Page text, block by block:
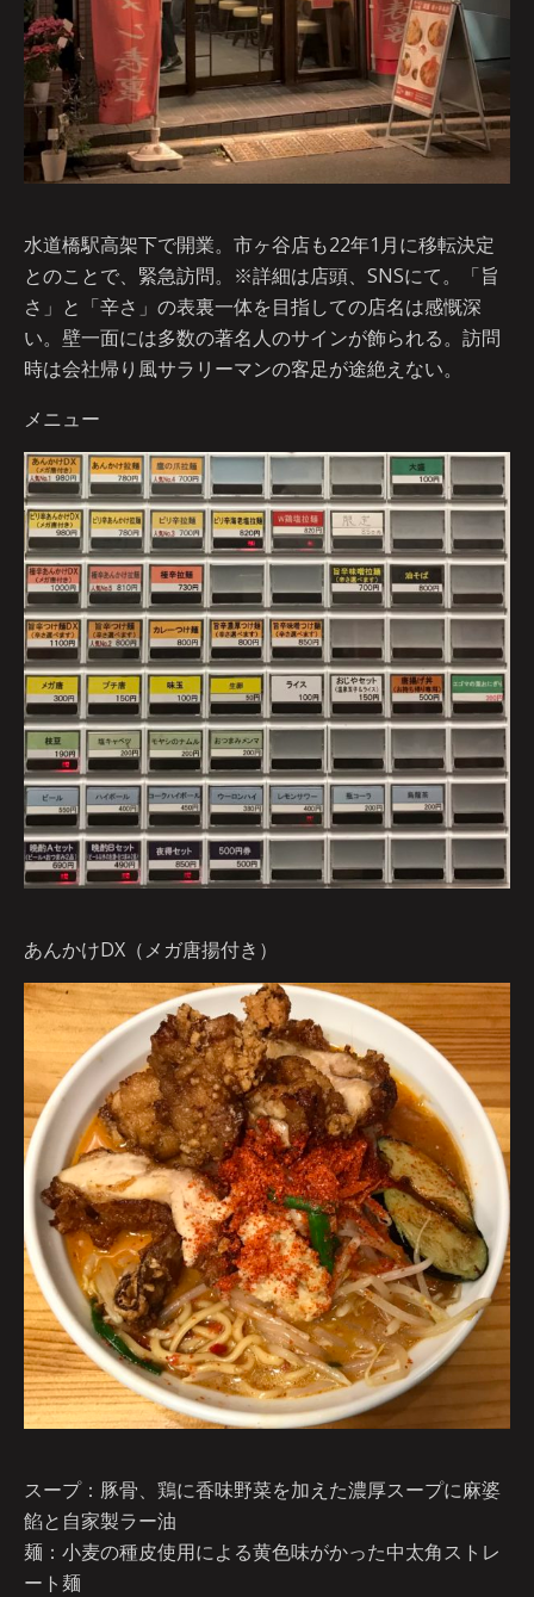
水道橋駅高架下で開業。市ヶ谷店も22年1月に移転決定
とのことで、緊急訪問。※詳細は店頭、SNSにて。「旨
さ」と「辛さ」の表裏一体を目指しての店名は感慨深
い。壁一面には多数の著名人のサインが飾られる。訪問
時は会社帰り風サラリーマンの客足が途絶えない。
メニュー
あんかけDX（メガ唐揚付き）
スープ：豚骨、鶏に香味野菜を加えた濃厚スープに麻婆
餡と自家製ラー油
麺：小麦の種皮使用による黄色味がかった中太角ストレ
ート麺